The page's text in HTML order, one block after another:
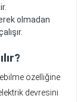
olmadan
özelliğine
devresini